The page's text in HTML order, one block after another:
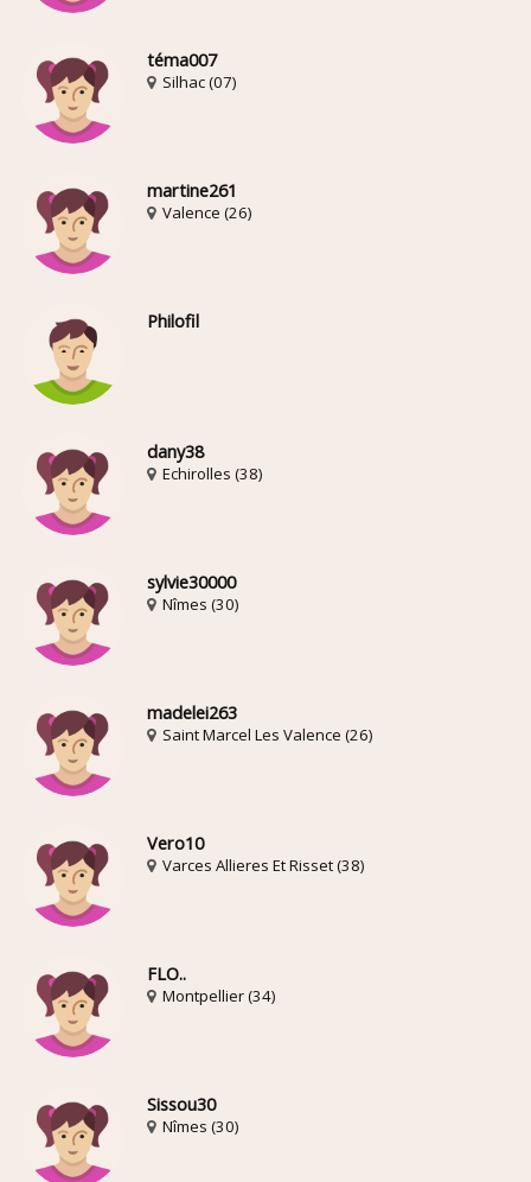
téma007
Silhac (07)
martine261
Valence (26)
Philofil
dany38
Echirolles (38)
sylvie30000
Nîmes (30)
madelei263
Saint Marcel Les Valence (26)
Vero10
Varces Allieres Et Risset (38)
FLO..
Montpellier (34)
Sissou30
Nîmes (30)